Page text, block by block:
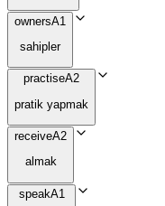
ownersA1
sahipler
practiseA2
pratik yapmak
receiveA2
almak
speakA1